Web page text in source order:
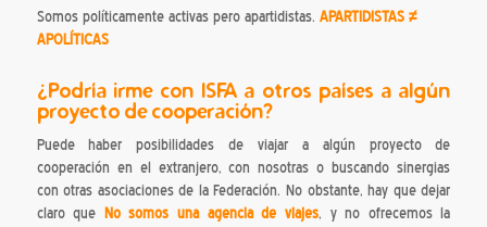
Somos políticamente activas pero apartidistas. APARTIDISTAS ≠
APOLÍTICAS
¿Podría irme con ISFA a otros países a algún
proyecto de cooperación?
Puede haber posibilidades de viajar a algún proyecto de
cooperación en el extranjero, con nosotras o buscando sinergias
con otras asociaciones de la Federación. No obstante, hay que dejar
claro que
No somos una agencia de viajes, y no ofrecemos la